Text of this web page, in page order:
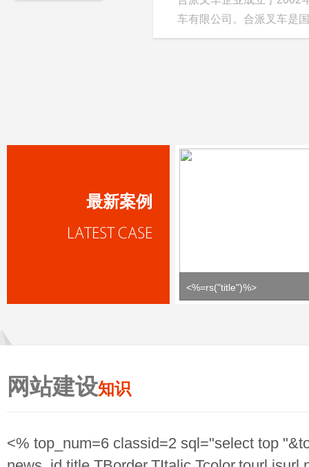
车有限公司。合派叉车是
最新案例
<%=rs("title")%>
网站建设知识
<% top_num=6 classid=2 sql="select top